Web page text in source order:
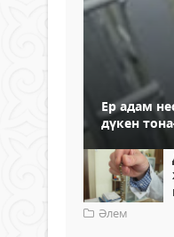
Ер адам
дүкен
Әлем